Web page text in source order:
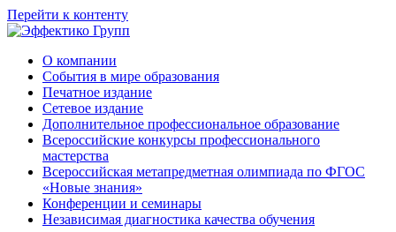
Перейти к контенту
О компании
События в мире образования
Печатное издание
Сетевое издание
Дополнительное профессиональное образование
Всероссийские конкурсы профессионального
мастерства
Всероссийская метапредметная олимпиада по ФГОС
«Новые знания»
Конференции и семинары
Независимая диагностика качества обучения